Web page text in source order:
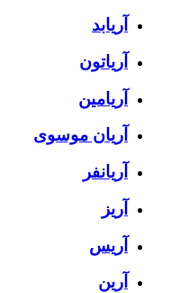
آریابد
آریاتون
آریامین
آریان موسوی
آریانفر
آریز
آریس
آرین